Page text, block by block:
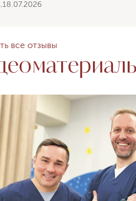
18.07.2026
все отзывы